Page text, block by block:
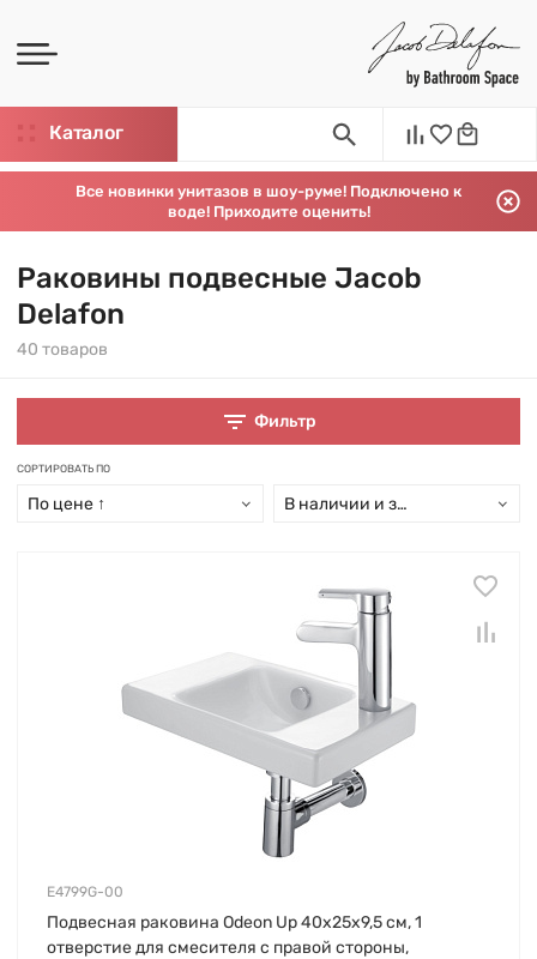
Каталог
Все новинки унитазов в шоу-руме! Подключено к
воде! Приходите оценить!
Раковины подвесные Jacob
Delafon
40 товаров
Фильтр
СОРТИРОВАТЬ ПО
По цене ↑ В наличии и заказ свыше 15 дн
E4799G-00
Подвесная раковина Odeon Up 40х25х9,5 см, 1
отверстие для смесителя с правой стороны,